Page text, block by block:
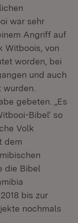
war sehr
Angriff auf
Witboois, von
worden, bei
und auch
gebeten. „Es
Bibel‘ so
Volk
dem
die Bibel
bis zur
nochmals